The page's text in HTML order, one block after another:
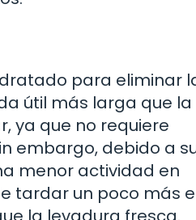
para eliminar
útil más larga que la
ya que no requiere
embargo, debido a
menor actividad en
tardar un poco más